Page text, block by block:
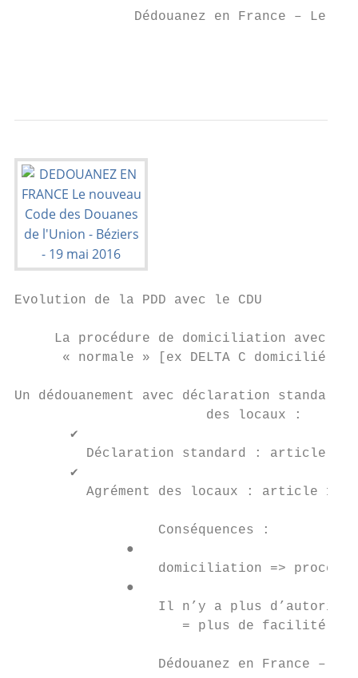
Dédouanez en France – Le
Evolution de la PDD avec le CDU
La procédure de domiciliation avec
« normale » [ex DELTA C domicilié ]
Un dédouanement avec déclaration standard
                        des locaux :
       ✔
Déclaration standard : article
       ✔
Agrément des locaux : article 139
                  Conséquences :
              ●
domiciliation =>
              ●
Il n’y a plus
                     = plus de facilité
Dédouanez en France –